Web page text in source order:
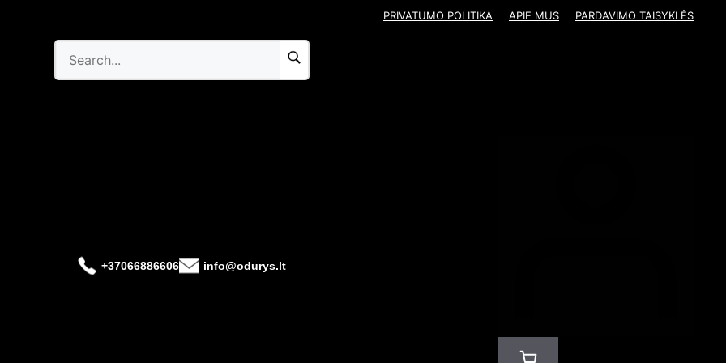
PRIVATUMO POLITIKA APIE MUS PARDAVIMO TAISYKLĖS
+37066886606 info@odurys.lt